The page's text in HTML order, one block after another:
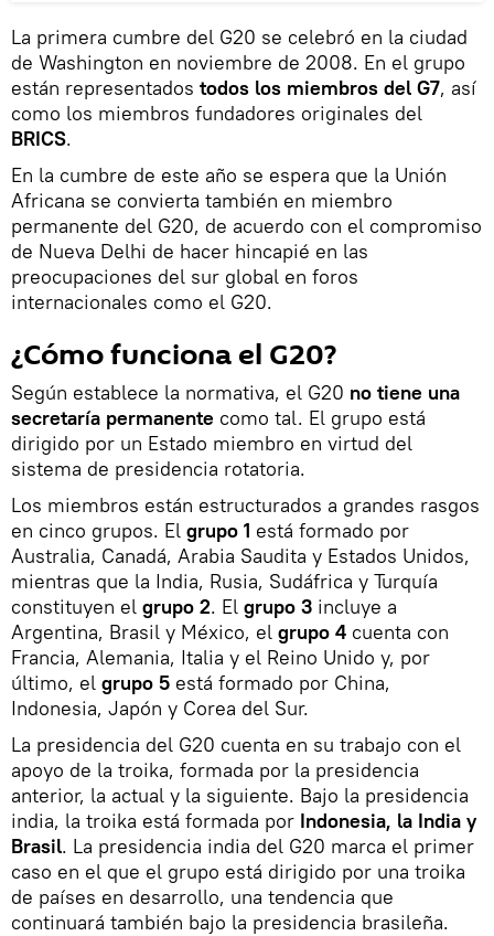
La primera cumbre del G20 se celebró en la ciudad
de Washington en noviembre de 2008. En el grupo
están representados todos los miembros del G7, así
como los miembros fundadores originales del
BRICS.
En la cumbre de este año se espera que la Unión
Africana se convierta también en miembro
permanente del G20, de acuerdo con el compromiso
de Nueva Delhi de hacer hincapié en las
preocupaciones del sur global en foros
internacionales como el G20.
¿Cómo funciona el G20?
Según establece la normativa, el G20 no tiene una
secretaría permanente como tal. El grupo está
dirigido por un Estado miembro en virtud del
sistema de presidencia rotatoria.
Los miembros están estructurados a grandes rasgos
en cinco grupos. El grupo 1 está formado por
Australia, Canadá, Arabia Saudita y Estados Unidos,
mientras que la India, Rusia, Sudáfrica y Turquía
constituyen el grupo 2. El grupo 3 incluye a
Argentina, Brasil y México, el grupo 4 cuenta con
Francia, Alemania, Italia y el Reino Unido y, por
último, el grupo 5 está formado por China,
Indonesia, Japón y Corea del Sur.
La presidencia del G20 cuenta en su trabajo con el
apoyo de la troika, formada por la presidencia
anterior, la actual y la siguiente. Bajo la presidencia
india, la troika está formada por Indonesia, la India y
Brasil. La presidencia india del G20 marca el primer
caso en el que el grupo está dirigido por una troika
de países en desarrollo, una tendencia que
continuará también bajo la presidencia brasileña.